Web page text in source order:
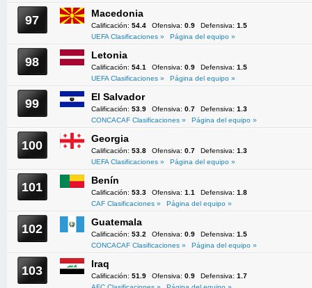
97 Macedonia
Calificación: 54.4 Ofensiva: 0.9 Defensiva: 1.5
UEFA Clasificaciones »
Página del equipo »
98 Letonia
Calificación: 54.1 Ofensiva: 0.9 Defensiva: 1.5
UEFA Clasificaciones »
Página del equipo »
99 El Salvador
Calificación: 53.9 Ofensiva: 0.7 Defensiva: 1.3
CONCACAF Clasificaciones »
Página del equipo »
100 Georgia
Calificación: 53.8 Ofensiva: 0.7 Defensiva: 1.3
UEFA Clasificaciones »
Página del equipo »
101 Benín
Calificación: 53.3 Ofensiva: 1.1 Defensiva: 1.8
CAF Clasificaciones »
Página del equipo »
102 Guatemala
Calificación: 53.2 Ofensiva: 0.9 Defensiva: 1.5
CONCACAF Clasificaciones »
Página del equipo »
103 Iraq
Calificación: 51.9 Ofensiva: 0.9 Defensiva: 1.7